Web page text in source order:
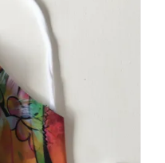
7,00€.
/ DÉTAILS